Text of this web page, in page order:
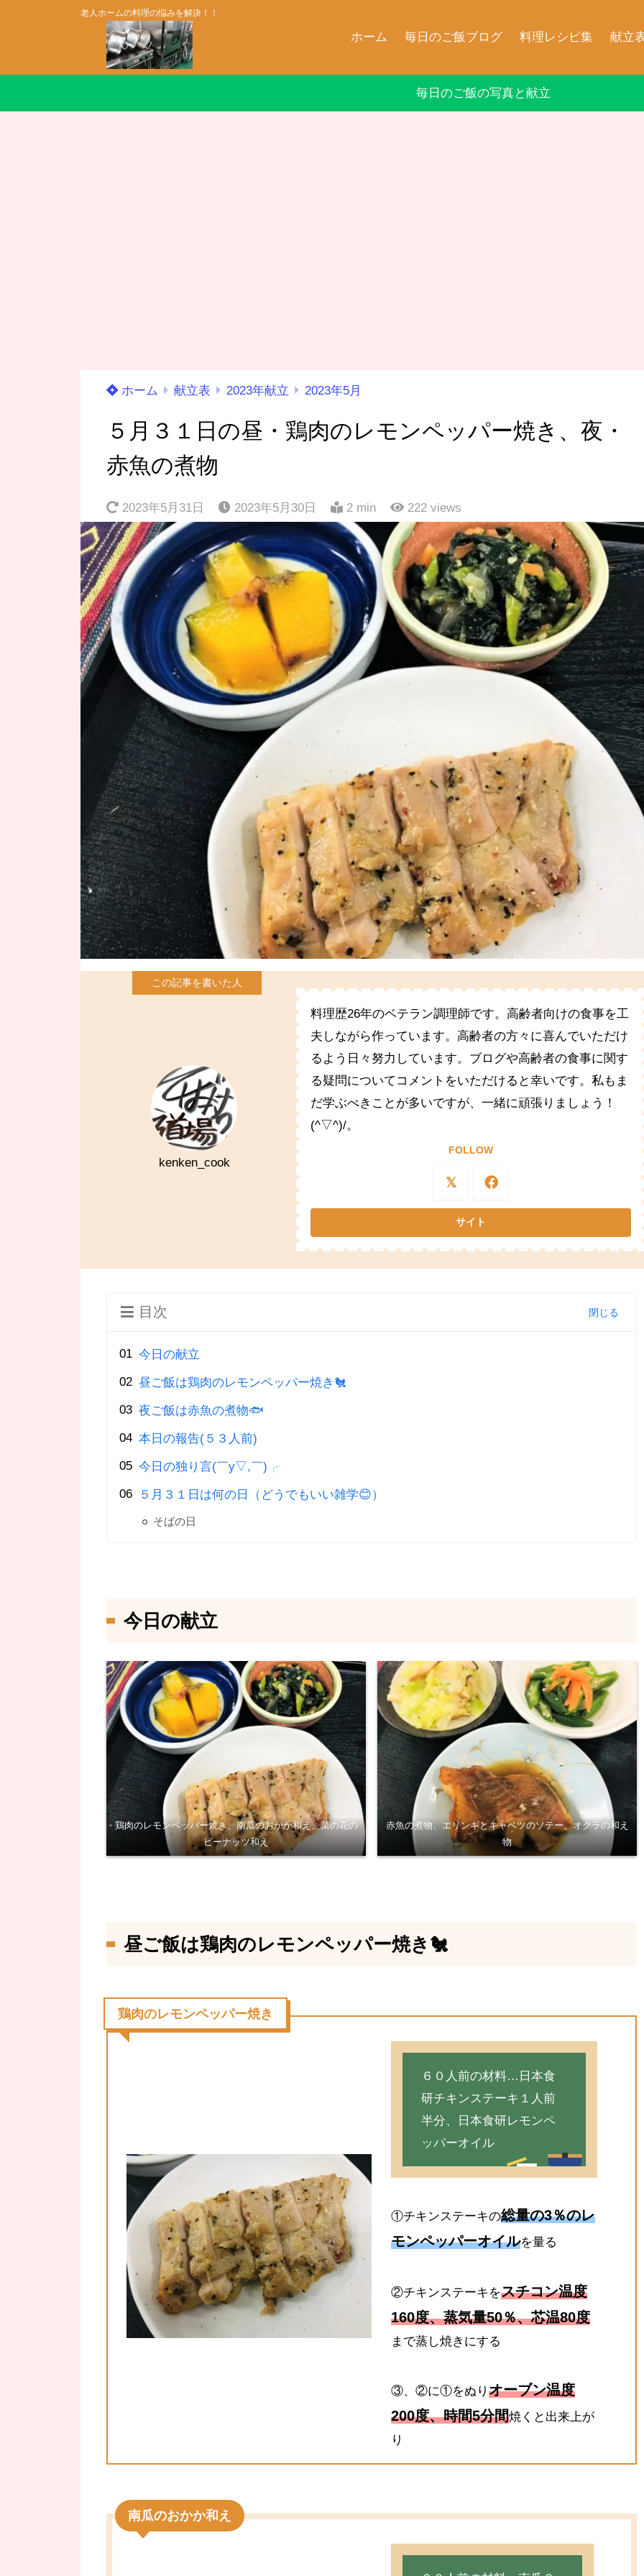
老人ホームの料理の悩みを解決！！
ホーム 毎日のご飯ブログ 料理レシピ集 献立
毎日のご飯の写真と献立
ホーム 献立表 2023年献立 2023年5月
５月３１日の昼・鶏肉のレモンペッパー焼き、夜・
赤魚の煮物
2023年5月31日 2023年5月30日 2 min 222 views
kenken_cook
料理歴26年のベテラン調理師です。高齢者向けの食事を工
夫しながら作っています。高齢者の方々に喜んでいただけ
るよう日々努力しています。ブログや高齢者の食事に関す
る疑問についてコメントをいただけると幸いです。私もま
だ学ぶべきことが多いですが、一緒に頑張りましょう！
(^▽^)/。
FOLLOW
目次
今日の献立
昼ご飯は鶏肉のレモンペッパー焼き🐔
夜ご飯は赤魚の煮物🐟
本日の報告(５３人前)
今日の独り言(￣y▽,￣)╭
５月３１日は何の日（どうでもいい雑学😊）
そばの日
今日の献立
鶏肉のレモンペッパー焼き、南瓜のおかか和え、菜の花の
ピーナッツ和え
赤魚の煮物、エリンギとキャベツのソテー、オクラの和え
物
昼ご飯は鶏肉のレモンペッパー焼き🐔
鶏肉のレモンペッパー焼き
６０人前の材料…日本食
研チキンステーキ１人前
半分、日本食研レモンペ
ッパーオイル
①チキンステーキの総量の3％のレ
モンペッパーオイルを量る
②チキンステーキをスチコン温度
160度、蒸気量50％、芯温80度
まで蒸し焼きにする
③、②に①をぬりオーブン温度
200度、時間5分間焼くと出来上が
り
南瓜のおかか和え